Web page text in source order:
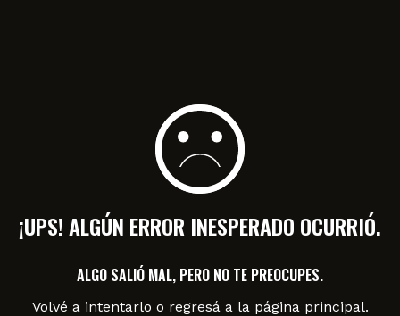
¡UPS! ALGÚN ERROR INESPERADO OCURRIÓ.
ALGO SALIÓ MAL, PERO NO TE PREOCUPES.
Volvé a intentarlo o regresá a la página principal.